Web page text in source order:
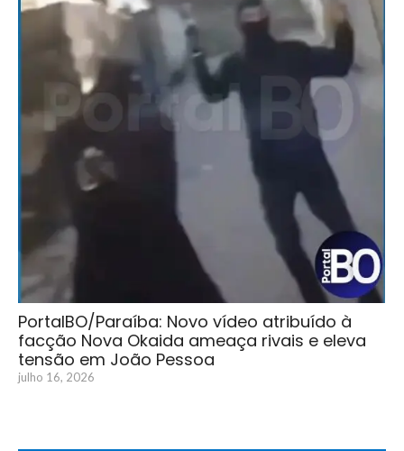
PortalBO/Paraíba: Novo vídeo atribuído à
facção Nova Okaida ameaça rivais e eleva
tensão em João Pessoa
julho 16, 2026